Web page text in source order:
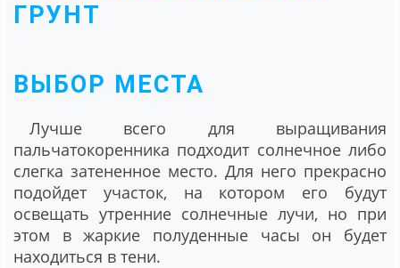
ГРУНТ
ВЫБОР МЕСТА
Лучше всего для выращивания
пальчатокоренника подходит солнечное либо
слегка затененное место. Для него прекрасно
подойдет участок, на котором его будут
освещать утренние солнечные лучи, но при
этом в жаркие полуденные часы он будет
находиться в тени.